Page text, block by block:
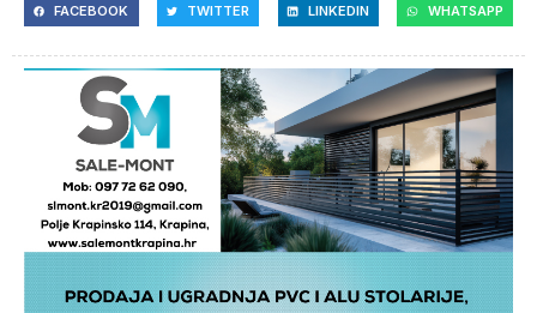
FACEBOOK TWITTER LINKEDIN WHATSAPP